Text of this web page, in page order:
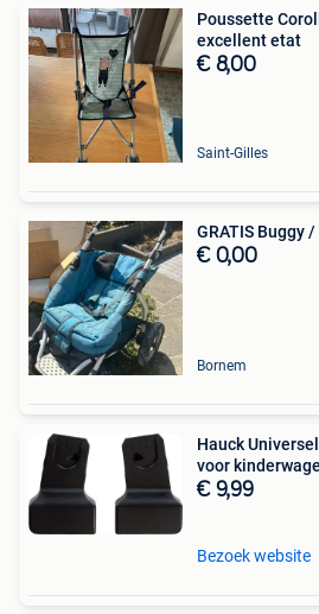
Poussette
excellent etat
€ 8,00
Saint-Gilles
GRATIS Buggy
€ 0,00
Bornem
Hauck
voor
€ 9,99
Bezoek website